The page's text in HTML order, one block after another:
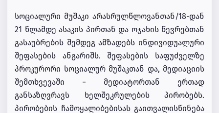
სოციალური მუშაკი არასრულწლოვანთან/18-დან
21 წლამდე ასაკის პირთან და ოჯახის წევრებთან
გასაუბრების შემდეგ ამზადებს ინდივიდუალური
შეფასების ანგარიშს. შეფასების საფუძველზე
პროკურორი სოციალურ მუშაკთან და, მედიაციის
შემთხვევაში − მედიატორთან ერთად
განსაზღვრავს ხელშეკრულების პირობებს.
პირობების ჩამოყალიბებისას გაითვალისწინება